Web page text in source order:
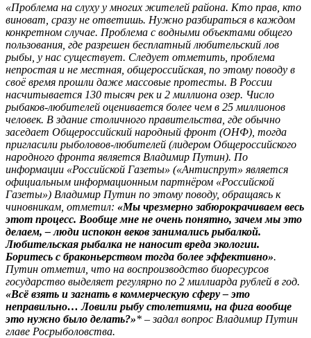
«Проблема на слуху у многих жителей района. Кто прав, кто
виноват, сразу не ответишь. Нужно разбираться в каждом
конкретном случае. Проблема с водными объектами общего
пользования, где разрешен бесплатный любительский лов
рыбы, у нас существует. Следует отметить, проблема
непростая и не местная, общероссийская, по этому поводу в
своё время прошли даже массовые протесты. В России
насчитывается 130 тысяч рек и 2 миллиона озер. Число
рыбаков-любителей оценивается более чем в 25 миллионов
человек. В здание столичного правительства, где обычно
заседает Общероссийский народный фронт (ОНФ), тогда
пригласили рыболовов-любителей (лидером Общероссийского
народного фронта является Владимир Путин). По
информации «Российской Газеты» («Антиспрут» является
официальным информационным партнёром «Российской
Газеты») Владимир Путин по этому поводу, обращаясь к
чиновникам, отметил: «Мы чрезмерно забюрокрачиваем весь
этот процесс. Вообще мне не очень понятно, зачем мы это
делаем, – люди испокон веков занимались рыбалкой.
Любительская рыбалка не наносит вреда экологии.
Боритесь с браконьерством тогда более эффективно».
Путин отметил, что на воспроизводство биоресурсов
государство выделяет регулярно по 2 миллиарда рублей в год.
«Всё взять и загнать в коммерческую сферу – это
неправильно… Ловили рыбу столетиями, на фига вообще
это нужно было делать?»* – задал вопрос Владимир Путин
главе Росрыболовства.